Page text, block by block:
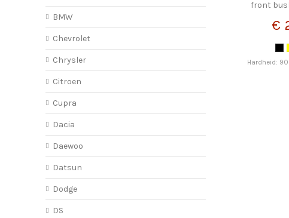
front
€
Hardheid:
BMW
Chevrolet
Chrysler
Citroen
Cupra
Dacia
Daewoo
Datsun
Dodge
DS